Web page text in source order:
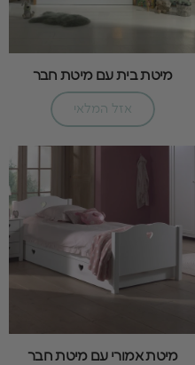
מיטת בית עם מיטת חבר
אזל המלאי
מיטת אמורי עם מיטת חבר